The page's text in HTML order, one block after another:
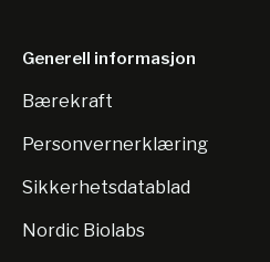
Generell informasjon
Bærekraft
Personvernerklæring
Sikkerhetsdatablad
Nordic Biolabs